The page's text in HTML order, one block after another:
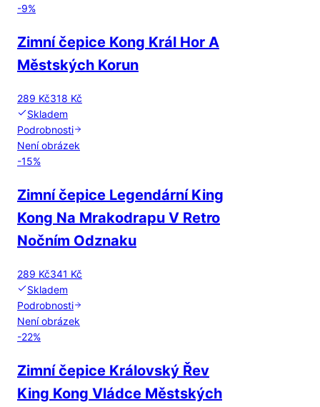
-9%
Zimní čepice Kong Král Hor A
Městských Korun
289 Kč318 Kč
Skladem
Podrobnosti
Není obrázek
-15%
Zimní čepice Legendární King
Kong Na Mrakodrapu V Retro
Nočním Odznaku
289 Kč341 Kč
Skladem
Podrobnosti
Není obrázek
-22%
Zimní čepice Královský Řev
King Kong Vládce Městských